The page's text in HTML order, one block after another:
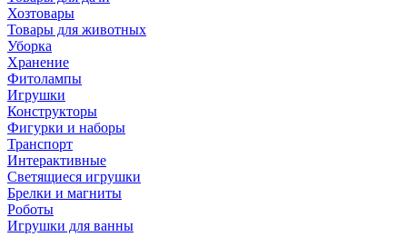
Хозтовары
Товары для животных
Уборка
Хранение
Фитолампы
Игрушки
Конструкторы
Фигурки и наборы
Транспорт
Интерактивные
Светящиеся игрушки
Брелки и магниты
Роботы
Игрушки для ванны